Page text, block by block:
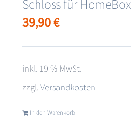
Schloss für HomeBox
39,90€
inkl. 19 % MwSt.
zzgl.Versandkosten
In den Warenkorb